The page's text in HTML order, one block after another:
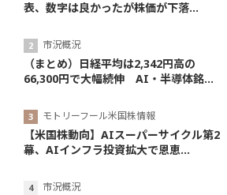
表、数字は良かったが株価が下落...
市況概況
（まとめ）日経平均は2,342円高の
66,300円で大幅続伸 AI・半導体銘...
モトリーフール米国株情報
【米国株動向】AIスーパーサイクル第2
幕、AIインフラ投資拡大で恩恵...
市況概況